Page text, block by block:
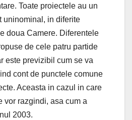
Toate proiectele au un
uninominal, in diferite
doua Camere. Diferentele
de cele patru partide
este previzibil cum se va
cont de punctele comune
Aceasta in cazul in care
vor razgindi, asa cum a
2003.